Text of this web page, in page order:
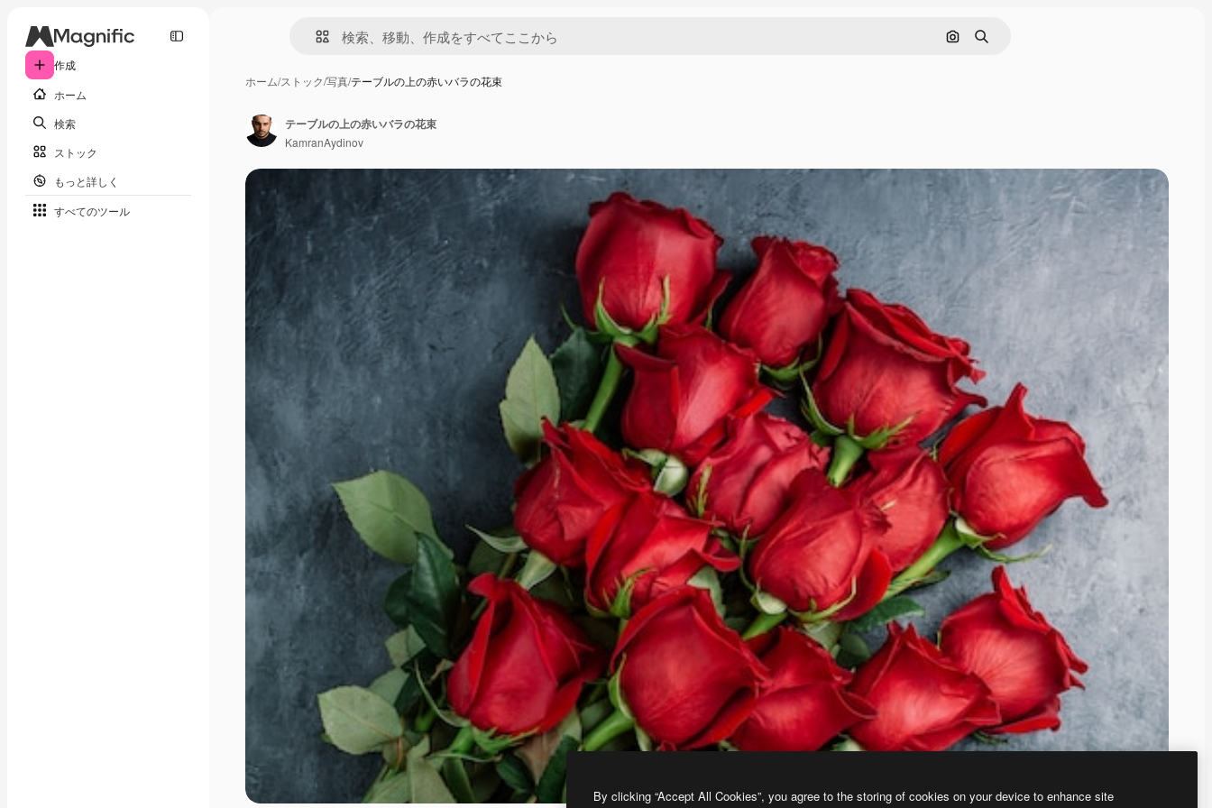
作成
ホーム
検索
ストック
もっと詳しく
すべてのツール
画像で検索
検索
ホーム/ストック/写真/テーブルの上の赤いバラの花束
テーブルの上の赤いバラの花束
KamranAydinov
By clicking “Accept All Cookies”, you agree to the storing of cookies on your device to enhance site